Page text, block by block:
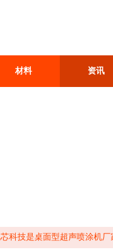
材料 资讯
科技是桌面型超声喷涂机厂